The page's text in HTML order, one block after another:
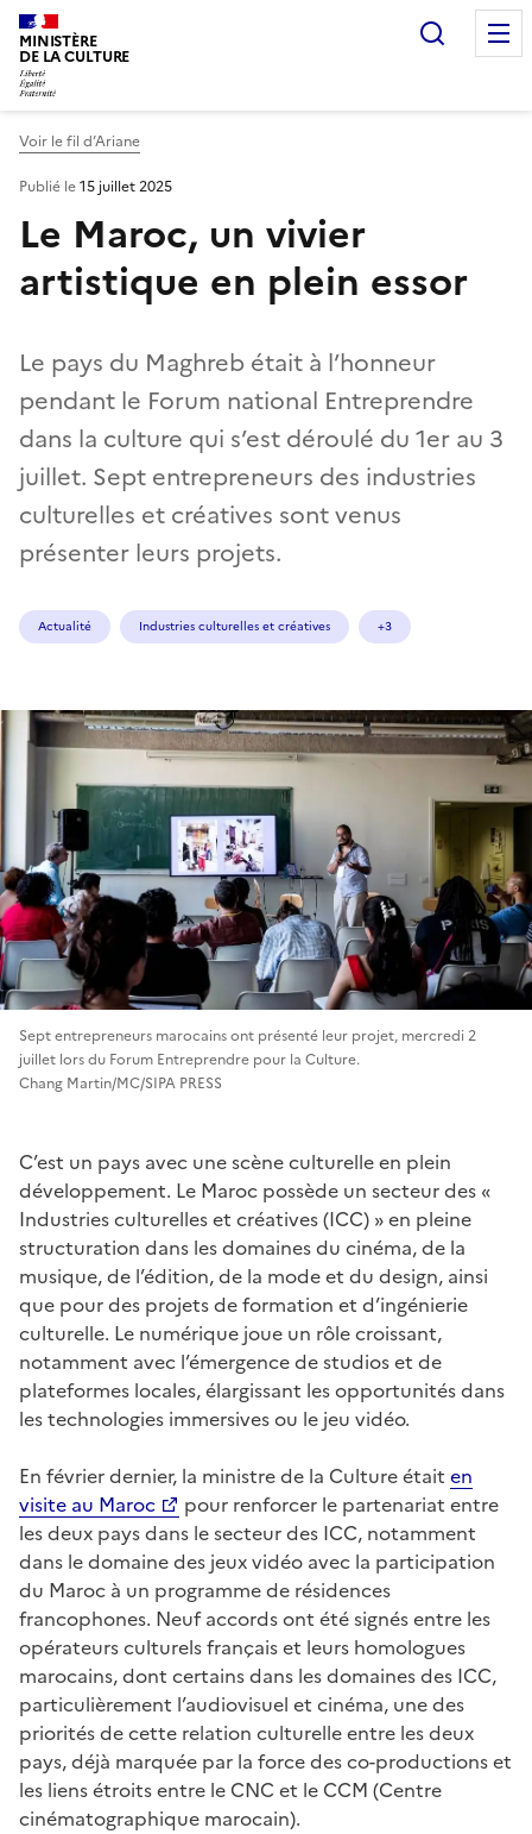
MINISTÈRE
DE LA CULTURE
Voir le fil d’Ariane
Le Maroc, un vivier
artistique en plein essor
Le pays du Maghreb était à l’honneur
pendant le Forum national Entreprendre
dans la culture qui s’est déroulé du 1er au 3
juillet. Sept entrepreneurs des industries
culturelles et créatives sont venus
présenter leurs projets.
Publié le15 juillet 2025
Actualité Industries culturelles et créatives +3
Sept entrepreneurs marocains ont présenté leur projet, mercredi 2
juillet lors du Forum Entreprendre pour la Culture.
Chang Martin/MC/SIPA PRESS
C’est un pays avec une scène culturelle en plein
développement. Le Maroc possède un secteur des «
Industries culturelles et créatives (ICC) » en pleine
structuration dans les domaines du cinéma, de la
musique, de l’édition, de la mode et du design, ainsi
que pour des projets de formation et d’ingénierie
culturelle. Le numérique joue un rôle croissant,
notamment avec l’émergence de studios et de
plateformes locales, élargissant les opportunités dans
les technologies immersives ou le jeu vidéo.
En février dernier, la ministre de la Culture était en
visite au Maroc
pour renforcer le partenariat entre
les deux pays dans le secteur des ICC, notamment
dans le domaine des jeux vidéo avec la participation
du Maroc à un programme de résidences
francophones. Neuf accords ont été signés entre les
opérateurs culturels français et leurs homologues
marocains, dont certains dans les domaines des ICC,
particulièrement l’audiovisuel et cinéma, une des
priorités de cette relation culturelle entre les deux
pays, déjà marquée par la force des co-productions et
les liens étroits entre le CNC et le CCM (Centre
cinématographique marocain).